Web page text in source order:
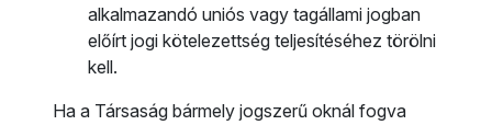
alkalmazandó uniós vagy tagállami jogban
előírt jogi kötelezettség teljesítéséhez törölni
kell.
Ha a Társaság bármely jogszerű oknál fogva